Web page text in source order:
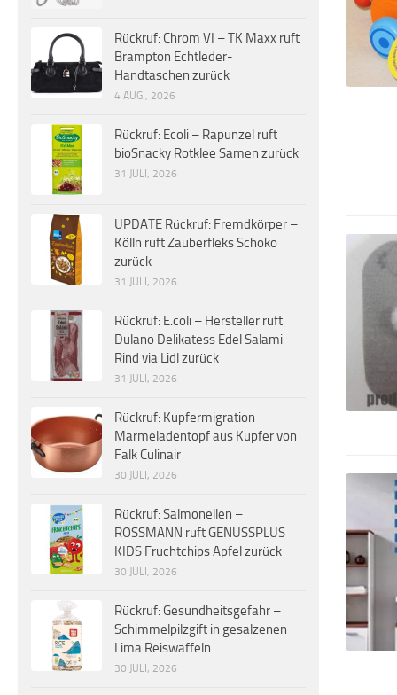
Rückruf: Chrom VI – TK Maxx ruft
Brampton Echtleder-
Handtaschen zurück
4 AUG., 2026
Rückruf: Ecoli – Rapunzel ruft
bioSnacky Rotklee Samen zurück
31 JULI, 2026
UPDATE Rückruf: Fremdkörper –
Kölln ruft Zauberfleks Schoko
zurück
31 JULI, 2026
Rückruf: E.coli – Hersteller ruft
Dulano Delikatess Edel Salami
Rind via Lidl zurück
31 JULI, 2026
Rückruf: Kupfermigration –
Marmeladentopf aus Kupfer von
Falk Culinair
30 JULI, 2026
Rückruf: Salmonellen –
ROSSMANN ruft GENUSSPLUS
KIDS Fruchtchips Apfel zurück
30 JULI, 2026
Rückruf: Gesundheitsgefahr –
Schimmelpilzgift in gesalzenen
Lima Reiswaffeln
30 JULI, 2026